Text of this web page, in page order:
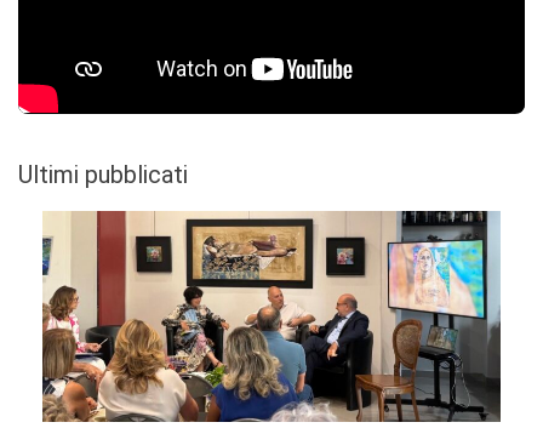
Ultimi pubblicati